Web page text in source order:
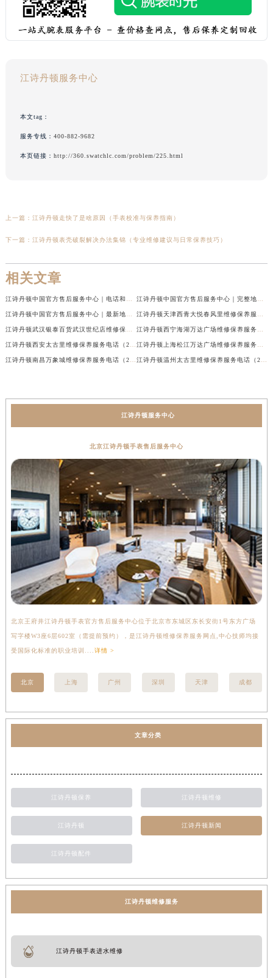
江诗丹顿服务中心
本文tag：
服务专线： 400-882-9682
本页链接： http://360.swatchlc.com/problem/225.html
上一篇： 江诗丹顿走快了是啥原因（手表校准与保养指南）
下一篇： 江诗丹顿表壳破裂解决办法集锦（专业维修建议与日常保养技巧）
相关文章
江诗丹顿中国官方售后服务中心｜电话和完整地址权威信息公示（2026年6月最新） 江诗丹顿中国官方售后服务中心｜完整地址与客服热线权威信息公示（2026年6月最新）
江诗丹顿中国官方售后服务中心｜最新地址与客服热线权威信息公示（2026年6月最新） 江诗丹顿天津西青大悦春风里维修保养服务电话（2026年6月最新）
江诗丹顿武汉银泰百货武汉世纪店维修保养服务电话（2026年6月最新） 江诗丹顿西宁海湖万达广场维修保养服务电话（2026年6月最新）
江诗丹顿西安太古里维修保养服务电话（2026年6月最新） 江诗丹顿上海松江万达广场维修保养服务电话（2026年6月最新）
江诗丹顿南昌万象城维修保养服务电话（2026年6月最新） 江诗丹顿温州太古里维修保养服务电话（2026年6月最新）
江诗丹顿服务中心
北京江诗丹顿手表售后服务中心
北京王府井江诗丹顿手表官方售后服务中心位于北京市东城区东长安街1号东方广场
写字楼W3座6层602室（需提前预约），是江诗丹顿维修保养服务网点,中心技师均接
受国际化标准的职业培训....详情 >
北京 上海 广州 深圳 天津 成都
文章分类
江诗丹顿保养 江诗丹顿维修
江诗丹顿 江诗丹顿新闻
江诗丹顿配件
江诗丹顿维修服务
江诗丹顿手表进水维修